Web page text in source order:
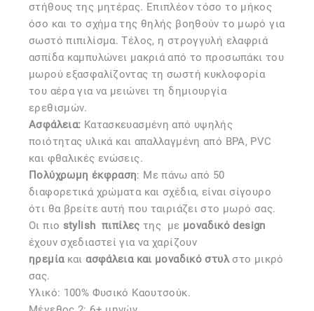
στήθους της μητέρας. Επιπλέον τόσο το μήκος
όσο και το σχήμα της θηλής βοηθούν το μωρό για
σωστό πιπιλίσμα. Τέλος, η στρογγυλή ελαφριά
ασπίδα καμπυλώνει μακριά από το προσωπάκι του
μωρού εξασφαλίζοντας τη σωστή κυκλοφορία
του αέρα για να μειώνει τη δημιουργία
ερεθισμών.
Ασφάλεια: Kατασκευασμένη από υψηλής
ποιότητας υλικά και απαλλαγμένη από BPA, PVC
και φθαλικές ενώσεις.
Πολύχρωμη έκφραση: Με πάνω από 50
διαφορετικά χρώματα και σχέδια, είναι σίγουρο
ότι θα βρείτε αυτή που ταιριάζει στο μωρό σας.
Οι πιο stylish πιπίλες της με μοναδικό design
έχουν σχεδιαστεί για να χαρίζουν
ηρεμίακαιασφάλεια και μοναδικό στυλστο μικρό
σας.
Υλικό: 100% Φυσικό Καουτσούκ.